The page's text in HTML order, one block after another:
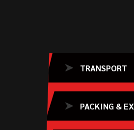
TRANSPORT
PACKING &